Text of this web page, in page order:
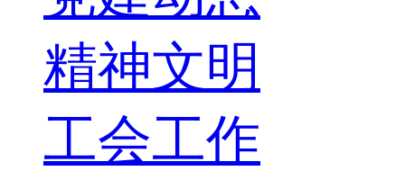
精神文明
工会工作